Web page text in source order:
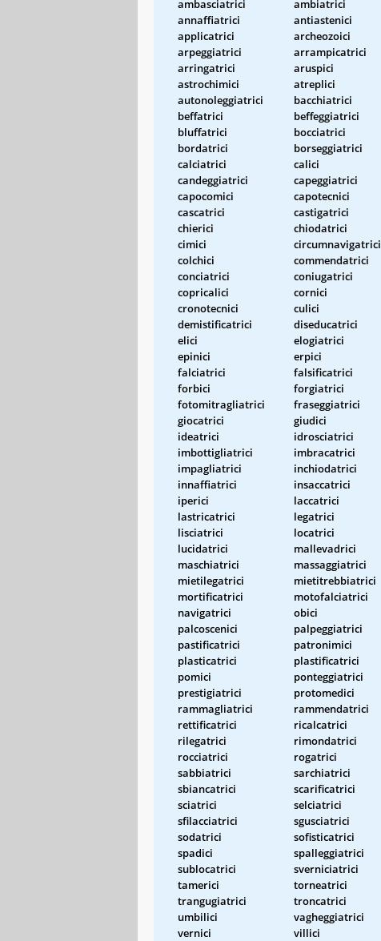
ambasciatrici
ambiatrici
annaffiatrici
antiastenici
applicatrici
archeozoici
arpeggiatrici
arrampicatrici
arringatrici
aruspici
astrochimici
atreplici
autonoleggiatrici
bacchiatrici
beffatrici
beffeggiatrici
bluffatrici
bocciatrici
bordatrici
borseggiatrici
calciatrici
calici
candeggiatrici
capeggiatrici
capocomici
capotecnici
cascatrici
castigatrici
chierici
chiodatrici
cimici
circumnavigatrici
colchici
commendatrici
conciatrici
coniugatrici
copricalici
cornici
cronotecnici
culici
demistificatrici
diseducatrici
elici
elogiatrici
epinici
erpici
falciatrici
falsificatrici
forbici
forgiatrici
fotomitragliatrici
fraseggiatrici
giocatrici
giudici
ideatrici
idrosciatrici
imbottigliatrici
imbracatrici
impagliatrici
inchiodatrici
innaffiatrici
insaccatrici
iperici
laccatrici
lastricatrici
legatrici
lisciatrici
locatrici
lucidatrici
mallevadrici
maschiatrici
massaggiatrici
mietilegatrici
mietitrebbiatrici
mortificatrici
motofalciatrici
navigatrici
obici
palcoscenici
palpeggiatrici
pastificatrici
patronimici
plasticatrici
plastificatrici
pomici
ponteggiatrici
prestigiatrici
protomedici
rammagliatrici
rammendatrici
rettificatrici
ricalcatrici
rilegatrici
rimondatrici
rocciatrici
rogatrici
sabbiatrici
sarchiatrici
sbiancatrici
scarificatrici
sciatrici
selciatrici
sfilacciatrici
sgusciatrici
sodatrici
sofisticatrici
spadici
spalleggiatrici
sublocatrici
sverniciatrici
tamerici
torneatrici
trangugiatrici
troncatrici
umbilici
vagheggiatrici
vernici
villici